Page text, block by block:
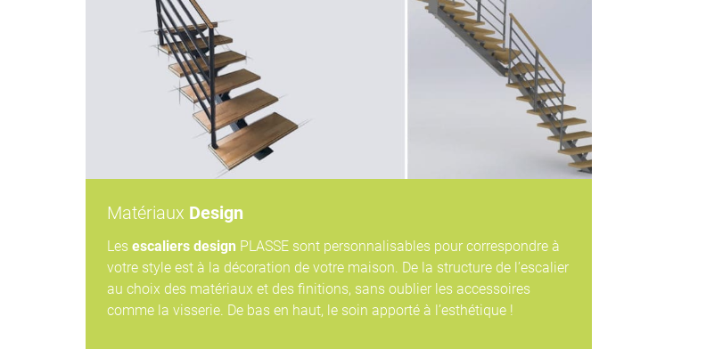
Matériaux Design
Les escaliers design PLASSE sont personnalisables pour correspondre à
votre style est à la décoration de votre maison. De la structure de l’escalier
au choix des matériaux et des finitions, sans oublier les accessoires
comme la visserie. De bas en haut, le soin apporté à l’esthétique !